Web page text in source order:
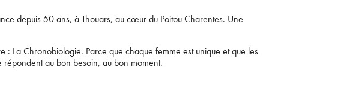
×
panier ?
depuis 50 ans, à Thouars, au cœur du Poitou Charentes. Une
La Chronobiologie. Parce que chaque femme est unique et que les
au bon besoin, au bon moment.
conseils de